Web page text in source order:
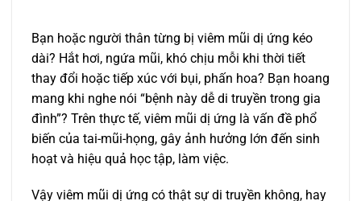
Bạn hoặc người thân từng bị viêm mũi dị ứng kéo
dài? Hắt hơi, ngứa mũi, khó chịu mỗi khi thời tiết
thay đổi hoặc tiếp xúc với bụi, phấn hoa? Bạn hoang
mang khi nghe nói “bệnh này dễ di truyền trong gia
đình”? Trên thực tế, viêm mũi dị ứng là vấn đề phổ
biến của tai-mũi-họng, gây ảnh hưởng lớn đến sinh
hoạt và hiệu quả học tập, làm việc.
Vậy viêm mũi dị ứng có thật sự di truyền không, hay